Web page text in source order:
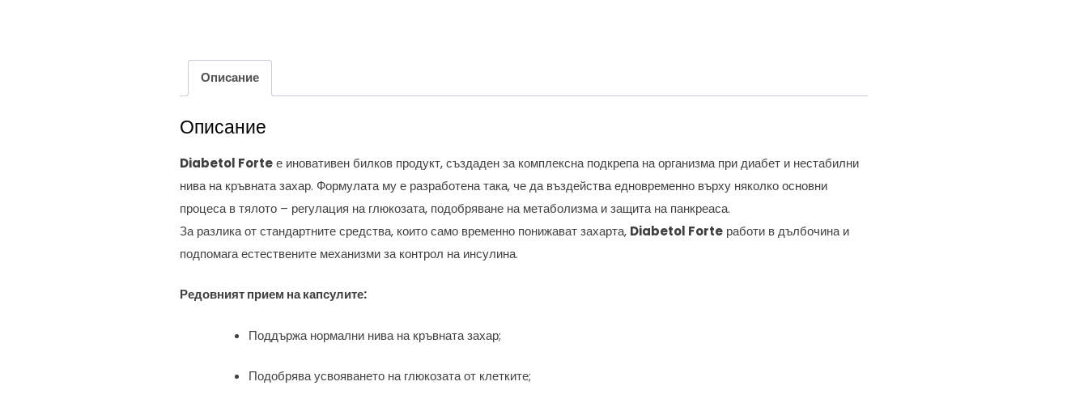
Описание
Описание
Diabetol Forteе иновативен билков продукт, създаден за комплексна подкрепа на организма при диабет и нестабилни
нива на кръвната захар. Формулата му е разработена така, че да въздейства едновременно върху няколко основни
процеса в тялото – регулация на глюкозата, подобряване на метаболизма и защита на панкреаса.
За разлика от стандартните средства, които само временно понижават захарта, Diabetol Forte работи в дълбочина и
подпомага естествените механизми за контрол на инсулина.
Редовният прием на капсулите:
Поддържа нормални нива на кръвната захар;
Подобрява усвояването на глюкозата от клетките;